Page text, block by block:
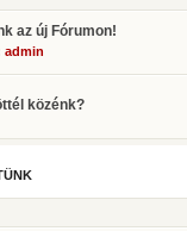
az új Fórumon!
admin
közénk?